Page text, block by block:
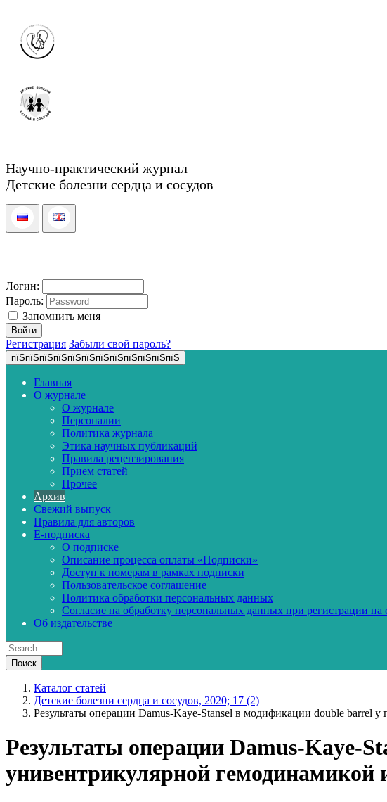
Научно-практический журнал
Детские болезни сердца и сосудов
Логин:
Пароль:
Запомнить меня
Регистрация Забыли свой пароль?
пїЅпїЅпїЅпїЅпїЅпїЅпїЅпїЅпїЅпїЅпїЅпїЅ
Главная
О журнале
О журнале
Персоналии
Политика журнала
Этика научных публикаций
Правила рецензирования
Прием статей
Прочее
Архив
Свежий выпуск
Правила для авторов
E-подписка
О подписке
Описание процесса оплаты «Подписки»
Доступ к номерам в рамках подписки
Пользовательское соглашение
Политика обработки персональных данных
Согласие на обработку персональных данных при регистрации на
Об издательстве
Каталог статей
Детские болезни сердца и сосудов, 2020; 17 (2)
Результаты операции Damus-Kaye-Stansel в модификации double barrel
Результаты операции Damus-Kaye-
унивентрикулярной гемодинамикой